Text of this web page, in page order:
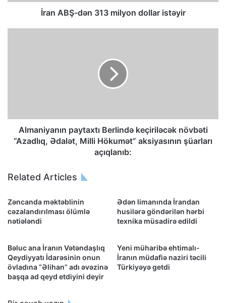
İran ABŞ-dən 313 milyon dollar istəyir
Almaniyanın paytaxtı Berlində keçiriləcək növbəti
“Azadlıq, Ədalət, Milli Hökumət” aksiyasının şüarları
açıqlanıb:
Related Articles
Zəncanda məktəblinin
cəzalandırılması ölümlə
nətiələndi
Ədən limanında İrandan
husilərə göndərilən hərbi
texnika müsadirə edildi
Bəluc ana İranın Vətəndaşlıq
Qeydiyyatı İdarəsinin onun
övladına “Əlihan” adı əvəzinə
başqa ad qeyd etdiyini deyir
Yeni müharibə ehtimalı-
İranın müdafiə naziri təcili
Türkiyəyə getdi